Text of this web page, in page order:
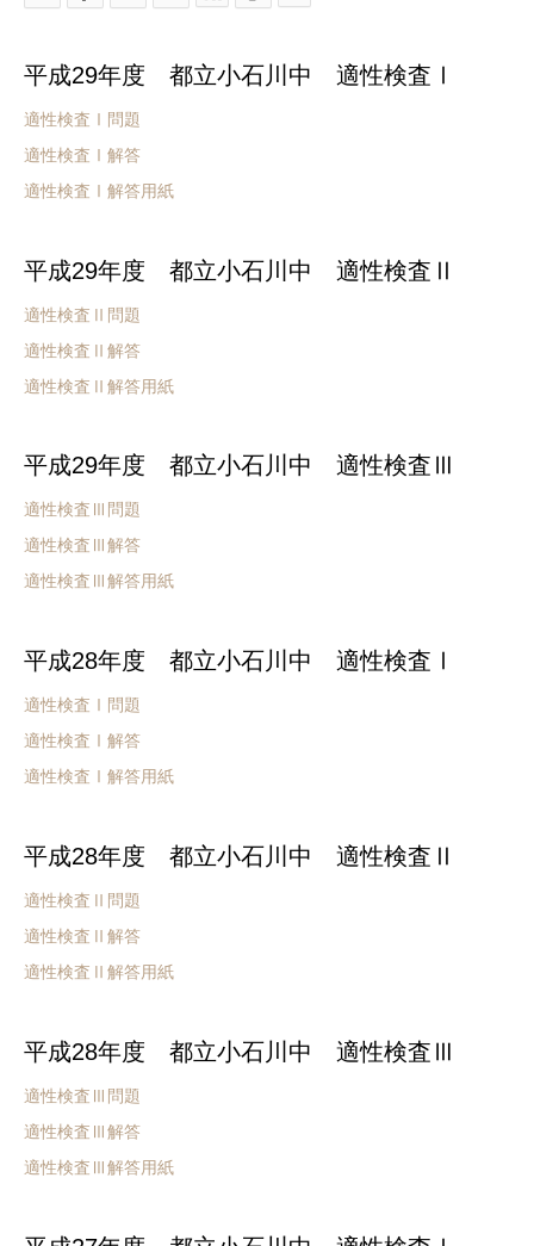
平成29年度 都立小石川中 適性検査Ⅰ
適性検査Ⅰ問題
適性検査Ⅰ解答
適性検査Ⅰ解答用紙
平成29年度 都立小石川中 適性検査Ⅱ
適性検査Ⅱ問題
適性検査Ⅱ解答
適性検査Ⅱ解答用紙
平成29年度 都立小石川中 適性検査Ⅲ
適性検査Ⅲ問題
適性検査Ⅲ解答
適性検査Ⅲ解答用紙
平成28年度 都立小石川中 適性検査Ⅰ
適性検査Ⅰ問題
適性検査Ⅰ解答
適性検査Ⅰ解答用紙
平成28年度 都立小石川中 適性検査Ⅱ
適性検査Ⅱ問題
適性検査Ⅱ解答
適性検査Ⅱ解答用紙
平成28年度 都立小石川中 適性検査Ⅲ
適性検査Ⅲ問題
適性検査Ⅲ解答
適性検査Ⅲ解答用紙